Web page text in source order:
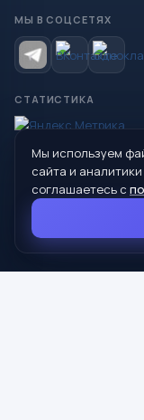
МЫ В СОЦСЕТЯХ
СТАТИСТИКА
© 2026
Сухой Лог
624800,
8 (34373) 4-33-85
Мы используем
сайта и
соглашаетесь с